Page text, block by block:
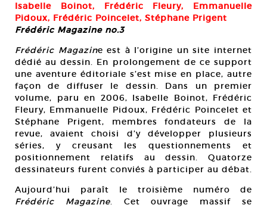
Isabelle Boinot, Frédéric Fleury, Emmanuelle
Pidoux, Frédéric Poincelet, Stéphane Prigent
Frédéric Magazine no.3
Frédéric Magazine est à l’origine un site internet
dédié au dessin. En prolongement de ce support
une aventure éditoriale s’est mise en place, autre
façon de diffuser le dessin. Dans un premier
volume, paru en 2006, Isabelle Boinot, Frédéric
Fleury, Emmanuelle Pidoux, Frédéric Poincelet et
Stéphane Prigent, membres fondateurs de la
revue, avaient choisi d’y développer plusieurs
séries, y creusant les questionnements et
positionnement relatifs au dessin. Quatorze
dessinateurs furent conviés à participer au débat.
Aujourd’hui paraît le troisième numéro de
Frédéric Magazine. Cet ouvrage massif se